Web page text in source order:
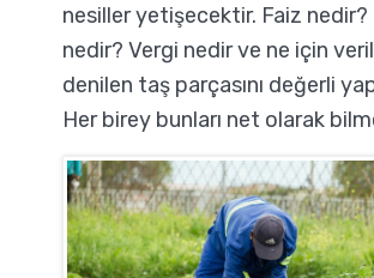
nesiller yetişecektir. Faiz nedir?
nedir? Vergi nedir ve ne için
denilen taş parçasını değerli
Her birey bunları net olarak